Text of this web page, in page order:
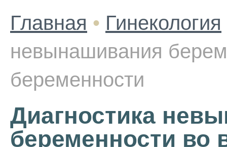
Главная • Гинекология
невынашивания
беременности
Диагностика
беременности во